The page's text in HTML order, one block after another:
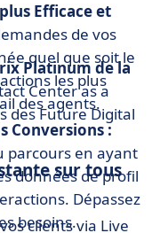
Efficace et
de vos
quel que soit le
les plus
des agents.
Conversions :
parcours en ayant
données de profil
Dépassez
besoins.
Platinum de la
Center as a
des Future Digital
sur tous
clients via Live